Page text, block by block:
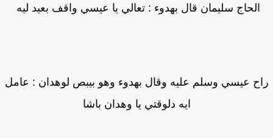
الحاج سليمان قال بهدوء : تعالي يا عيسي واقف بعيد ليه
عيسي وسلم عليه وقال بهدوء وهو بيبص لوهدان : عامل
ايه دلوقتي يا وهدان باشا